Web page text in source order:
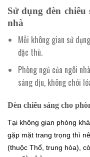
Sử dụng đèn
nhà
Mỗi không gian sử dụng
đặc thù.
Phòng ngủ của ngôi
sáng dịu, không chói
Đèn chiếu sáng cho
Tại không gian phòng
gặp mặt trang trọng thì
(thuộc Thổ, trung hòa),